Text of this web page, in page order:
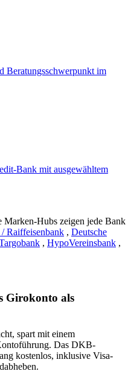
Beratungsschwerpunkt im
Bank mit ausgewähltem
Hubs zeigen jede Bank
Raiffeisenbank , Deutsche
, HypoVereinsbank ,
Girokonto als
spart mit einem
Das DKB-
kostenlos, inklusive Visa-